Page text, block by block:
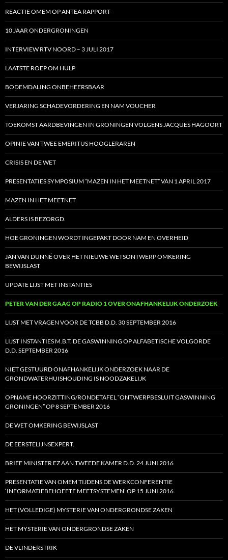
REACTIE OMEM OP ANTEA RAPPORT
10 JAAR ONDERGRONINGEN
INTERVIEW RTV NOORD – 3 JULI 2017
LAATSTE ROEP OM HULP
BODEMDALING ONBEHEERSBAAR
VERJARING SCHADEVORDERING EN NAM VOUCHER
TOEKOMST AARDBEVINGEN IN GRONINGEN VOLGENS JACQUES HAGOORT
OPINIE VAN TWEE EMERITUS HOOGLERAREN
CRISIS EN DE WET
PRESENTATIES SYMPOSIUM “MAZEN IN HET MEETNET” VAN 1 APRIL 2017
MAZEN IN HET MEETNET
ALDERS IS BEZORGD.
HOE GRONINGEN WORDT INGEPAKT DOOR NAM EN OVERHEID
JAN VAN DUNNÉ OVER HET NIEUWE WETSONTWERP OMKERING
BEWIJSLAST
UPDATE LIJST MET INSTANTIES
PETER VAN DER GAAG OP RADIO 1 OVER ONAFHANKELIJK ONDERZOEK
LIJST MET VRAGEN VOOR DE TCBB D.D. 30 SEPTEMBER 2016
LIJST INSTANTIES M.B.T. DE GASWINNING OP ALFABETISCHE VOLGORDE
D.D. SEPTEMBER 2016
NIET GESTUURD ONAFHANKELIJK ONDERZOEK NAAR DE
GRONDWATERHUISHOUDING IS NOODZAKELIJK
OPNAME HOORZITTING/RONDETAFEL “ONTWERPBESLUIT GASWINNING
GRONINGEN” OP 8 SEPTEMBER 2016
DE WET OMKERING BEWIJSLAST
DE EERSTELIJNSEXPERT.
BRIEF MINISTER EZ AAN TWEEDE KAMER D.D. 24 JUNI 2016
PRESENTATIE VAN OMEM TIJDENS DE WERKCONFERENTIE
‘INFORMATIEBEHOEFTE MEETSYSTEMEN’ OP 15 JUNI 2016.
HET (VOLLEDIGE) MYSTERIE VAN ONDERGRONDSE ZAKEN
HET MYSTERIE VAN ONDERGRONDSE ZAKEN
DE VLINDERSTRIK